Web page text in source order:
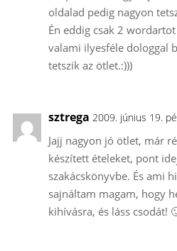
oldalad pedig nagyon
Én eddig csak 2
valami ilyesféle dologgal
tetszik az ötlet.:)))
sztrega 2009. június 19.
Jajj nagyon jó ötlet, már
készített ételeket, pont
szakácskönyvbe. És ami
sajnáltam magam, hogy
kihívásra, és láss csodát!